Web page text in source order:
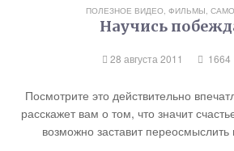
ПОЛЕЗНОЕ ВИДЕО, ФИЛЬМЫ,
Научись
28 августа 2011
Посмотрите это действительно
расскажет вам о том, что значит
возможно заставит переосмыслить